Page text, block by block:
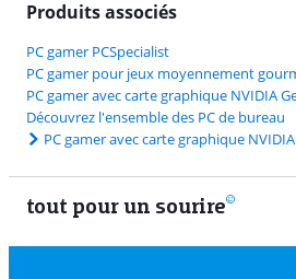
Produits associés
PC gamer PCSpecialist
PC gamer pour jeux moyennement
PC gamer avec carte graphique NVIDIA
Découvrez l'ensemble des PC de bureau
PC gamer avec carte graphique
tout pour un sourire